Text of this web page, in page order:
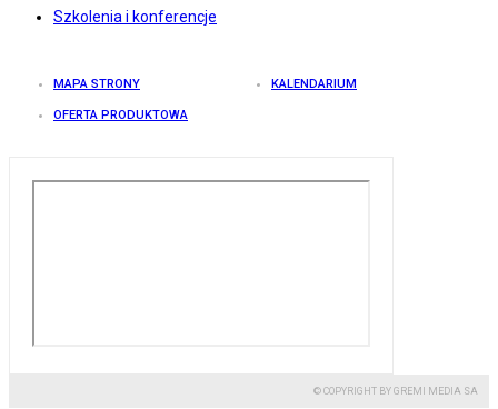
Szkolenia i konferencje
MAPA STRONY KALENDARIUM
OFERTA PRODUKTOWA
© COPYRIGHT BY GREMI MEDIA SA